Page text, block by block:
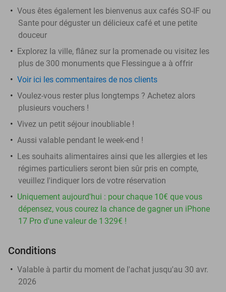
Vous êtes également les bienvenus aux cafés SO-IF ou
Sante pour déguster un délicieux café et une petite
douceur
Explorez la ville, flânez sur la promenade ou visitez les
plus de 300 monuments que Flessingue a à offrir
Voir ici les commentaires de nos clients
Voulez-vous rester plus longtemps ? Achetez alors
plusieurs vouchers !
Vivez un petit séjour inoubliable !
Aussi valable pendant le week-end !
Les souhaits alimentaires ainsi que les allergies et les
régimes particuliers seront bien sûr pris en compte,
veuillez l'indiquer lors de votre réservation
Uniquement aujourd'hui : pour chaque 10€ que vous
dépensez, vous courez la chance de gagner un iPhone
17 Pro d'une valeur de 1 329€ !
Conditions
Valable à partir du moment de l'achat jusqu'au 30 avr.
2026